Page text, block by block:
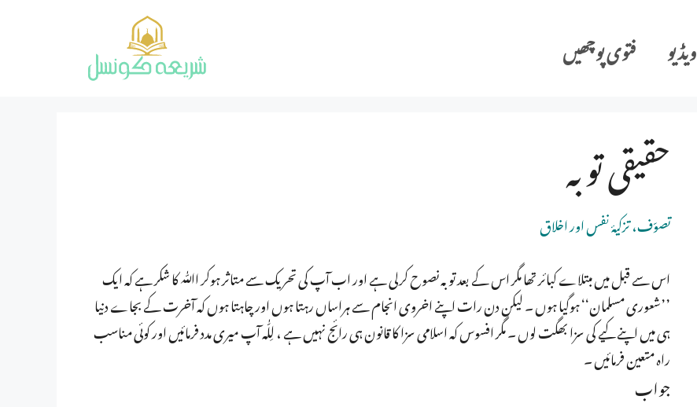
ویڈیو فتوی پوچھیں
حقیقی توبہ
تصوّف، تزکیۂ نفس اور اخلاق
اس سے قبل میں مبتلاے کبائر تھا مگر اس کے بعد توبہ نصوح کرلی ہے اور اب آپ کی تحریک سے متاثر ہوکر اﷲ کا شکر ہے کہ ایک
’’شعوری مسلمان‘‘ ہوگیا ہوں ۔ لیکن دن رات اپنے اخروی انجام سے ہراساں رہتا ہوں اور چاہتا ہوں کہ آخرت کے بجاے دنیا
ہی میں اپنے کیے کی سزا بھگت لوں ۔ مگر افسوس کہ اسلامی سزا کا قانون ہی رائج نہیں ہے ، لِلّٰہ آپ میری مدد فرمائیں اور کوئی مناسب
راہ متعین فرمائیں ۔
جواب